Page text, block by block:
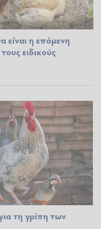
είναι η επόμενη
ειδικούς
τη γρίπη των